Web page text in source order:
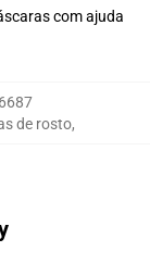
com ajuda
de rosto,